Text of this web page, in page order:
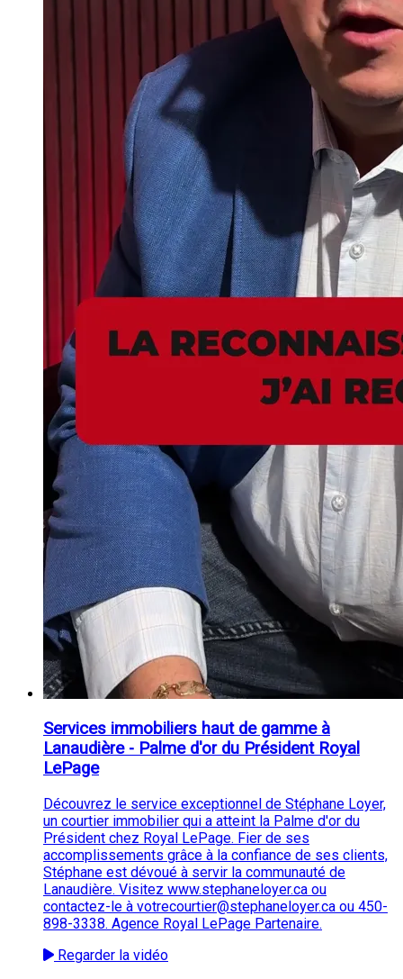
Services immobiliers haut de gamme à
Lanaudière - Palme d'or du Président Royal
LePage
Découvrez le service exceptionnel de Stéphane Loyer,
un courtier immobilier qui a atteint la Palme d'or du
Président chez Royal LePage. Fier de ses
accomplissements grâce à la confiance de ses clients,
Stéphane est dévoué à servir la communauté de
Lanaudière. Visitez www.stephaneloyer.ca ou
contactez-le à votrecourtier@stephaneloyer.ca ou 450-
898-3338. Agence Royal LePage Partenaire.
Regarder la vidéo